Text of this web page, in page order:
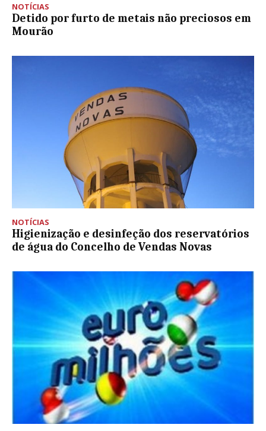
NOTÍCIAS
Detido por furto de metais não preciosos em
Mourão
NOTÍCIAS
Higienização e desinfeção dos reservatórios
de água do Concelho de Vendas Novas